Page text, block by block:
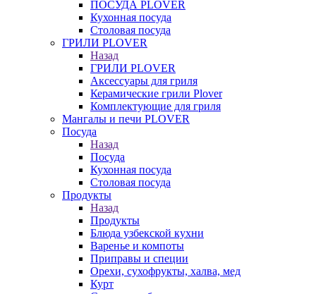
ПОСУДА PLOVER
Кухонная посуда
Столовая посуда
ГРИЛИ PLOVER
Назад
ГРИЛИ PLOVER
Аксессуары для гриля
Керамические грили Plover
Комплектующие для гриля
Мангалы и печи PLOVER
Посуда
Назад
Посуда
Кухонная посуда
Столовая посуда
Продукты
Назад
Продукты
Блюда узбекской кухни
Варенье и компоты
Приправы и специи
Орехи, сухофрукты, халва, мед
Курт